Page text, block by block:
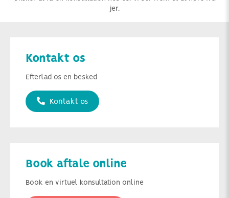
jer.
Kontakt os
Efterlad os en besked
Kontakt os
Book aftale online
Book en virtuel konsultation online